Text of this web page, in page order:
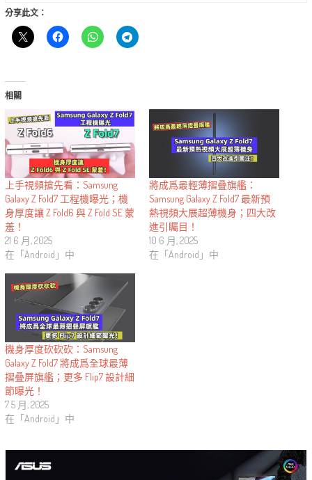
分享此文：
相關
上手視頻搶先看：Samsung
Galaxy Z Fold7 工程機曝光；機
身厚度讓 Z Fold6 與 Z Fold SE 蒙
羞！
21 6 月, 2025
在「Android」中
將成爲最輕薄摺叠旗艦：
Samsung Galaxy Z Fold7 最新預
熱視頻大展超薄機身；四大改
進引矚目！
10 6 月, 2025
在「Android」中
機身厚度砍砍砍：Samsung
Galaxy Z Fold7 將成爲全球最薄
摺叠屏旗艦；更多 Flip7 設計細
節曝光！
7 5 月, 2025
在「Android」中